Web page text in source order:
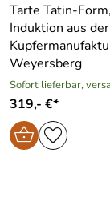
Tarte Tatin-
Induktion aus der
Weyersberg
Sofort lieferbar,
319,- €*